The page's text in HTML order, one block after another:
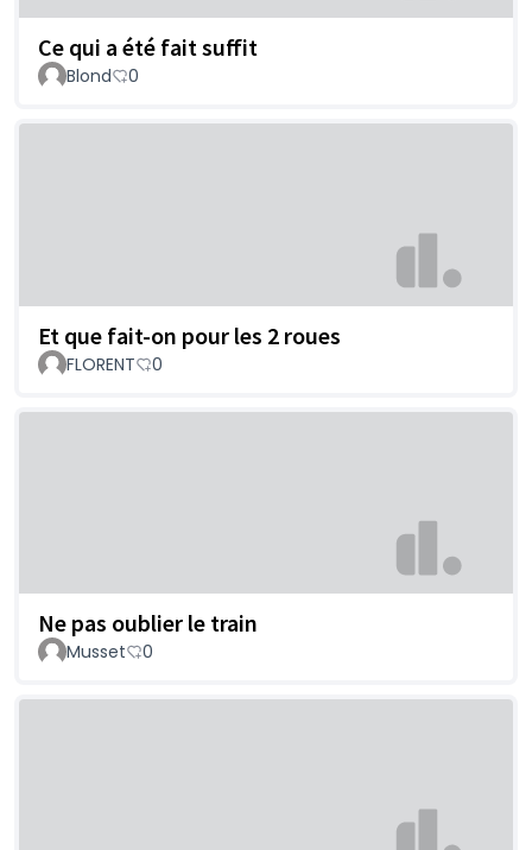
Ce qui a été fait suffit
Blond 0
Et que fait-on pour les 2 roues
FLORENT 0
Ne pas oublier le train
Musset 0